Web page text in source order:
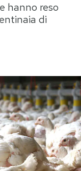
Idee
hanno reso
di